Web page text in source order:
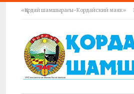
«Қордай шамшырағы-Кордайский маяк»